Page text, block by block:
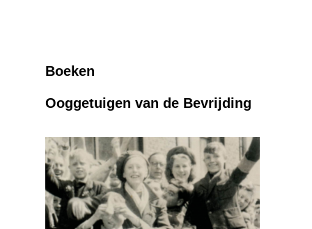
Boeken
Ooggetuigen van de Bevrijding